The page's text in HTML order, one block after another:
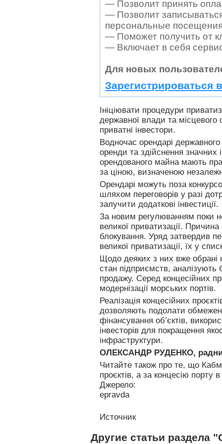
— Позволит принять
— Позволит
персональные
— Поможет получить от
— Включает в себя
Для новых
Зарегистрироваться
Ініціювати процедури
державної влади та
приватні інвестори.
Водночас орендарі
оренди та здійснення значних
орендованого майна мають
за ціною, визначеною
Орендарі можуть поза
шляхом переговорів у разі
залучити додаткові інвестиції.
За новим регулюванням поки
великої приватизації.
блокування. Уряд затвердив
великої приватизації, їх у
Щодо деяких з них вже обрані
стан підприємств, аналізують
продажу. Серед концесійних
модернізації морських портів.
Реалізація концесійних
дозволяють подолати
фінансування об’єктів,
інвесторів для покращення
інфраструктури.
ОЛЕКСАНДР РУДЕНКО,
Читайте також про те, що
проєктів, а за концесію порту
Джерело:
epravda
Источник
Другие статьи раздела